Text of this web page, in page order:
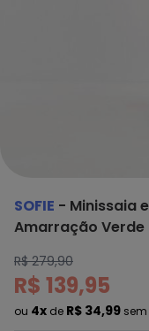
SOFIE - Minissaia
Amarração Verde
R$ 279,90
R$ 139,95
ou 4x de R$ 34,99